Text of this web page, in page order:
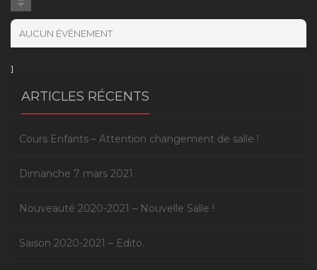
AUCUN ÉVÉNEMENT
]
ARTICLES RÉCENTS
Cours Enfants – Attention changement de salle !
Dimanche 7 mars 2021
Nouveauté 2020-2021 – Nouvelle Salle !
Saison 2020-2021 – Edito.